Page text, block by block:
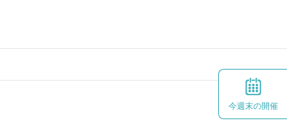
今週末の開催